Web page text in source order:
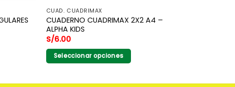
CUAD. CUADRIMAX
CUADERNO CUADRIMAX 2X2 A4 –
ALPHA KIDS
S/6.00
Seleccionar opciones